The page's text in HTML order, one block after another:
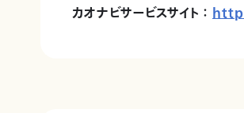
カオナビサービスサイト ：